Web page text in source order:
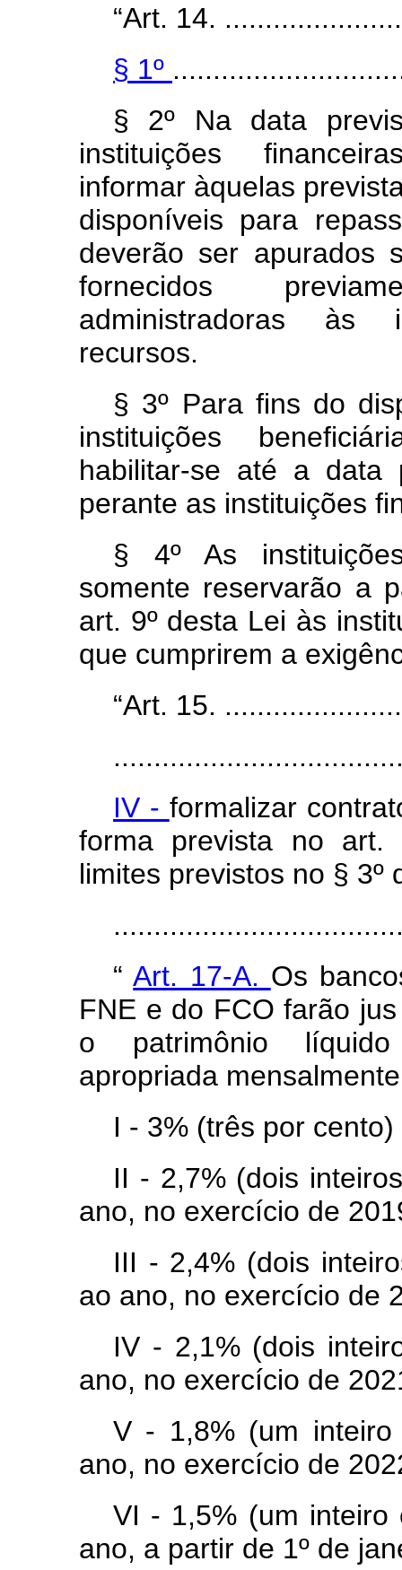
“Art. 14.
§ 1º
§ 2º Na data
instituições
informar àquelas
disponíveis para
deverão ser apurados
fornecidos
administradoras às
recursos.
§ 3º Para fins do
instituições
habilitar-se até a data
perante as instituições
§ 4º As
somente reservarão a
art. 9º desta Lei às
que cumprirem a
“Art. 15.
IV - formalizar
forma prevista no art.
limites previstos no § 3º
“Art. 17-A. Os
FNE e do FCO farão
o patrimônio
apropriada
I - 3% (três por
II - 2,7% (dois
ano, no exercício de
III - 2,4% (dois
ao ano, no exercício de
IV - 2,1% (dois
ano, no exercício de
V - 1,8% (um
ano, no exercício de
VI - 1,5% (um inteiro
ano, a partir de 1º de